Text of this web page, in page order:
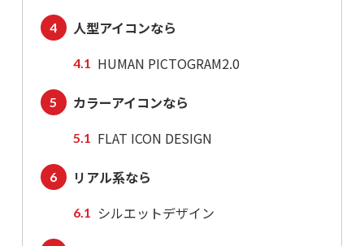
人型アイコンなら
HUMAN PICTOGRAM2.0
カラーアイコンなら
FLAT ICON DESIGN
リアル系なら
シルエットデザイン